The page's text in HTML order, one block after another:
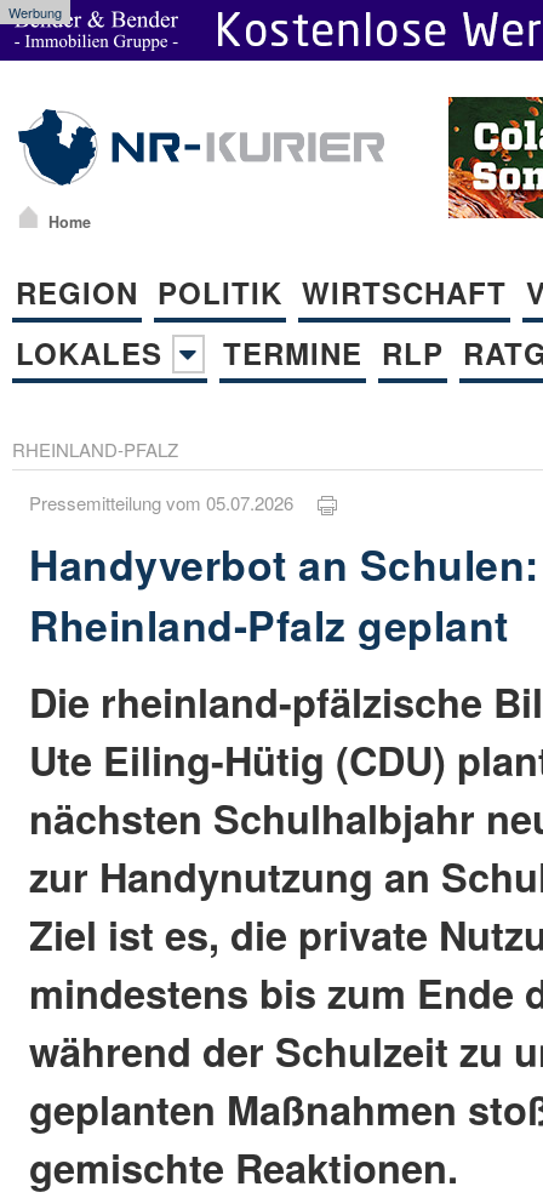
Werbung
Home
REGION POLITIK WIRTSCHAFT
LOKALES
TERMINE RLP
RHEINLAND-PFALZ
Pressemitteilung vom 05.07.2026
Handyverbot an
Rheinland-Pfalz geplant
Die rheinland-pfälzische
Ute Eiling-Hütig (CDU)
nächsten Schulhalbjahr
zur Handynutzung an
Ziel ist es, die private
mindestens bis zum Ende
während der Schulzeit zu
geplanten Maßnahmen
gemischte Reaktionen.